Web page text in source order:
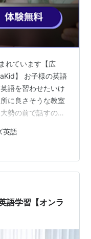
れています【広
】 お子様の英語
語を習わせたいけ
に良さそうな教室
勢の前で話すのは
ことは少なくない
会話
な保護者の方の声
を対象としたオンラ
ト環境さえあれ
…
英語
語学習【オンラ